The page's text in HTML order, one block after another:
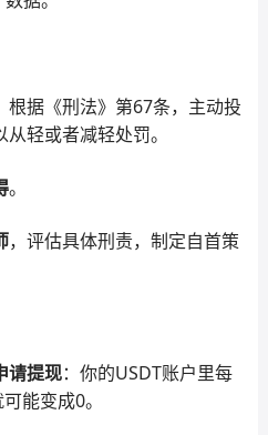
根据《刑法》第67条，主动投
轻或者减轻处罚。
。
，评估具体刑责，制定自首策
请提现：你的USDT账户里每
能变成0。